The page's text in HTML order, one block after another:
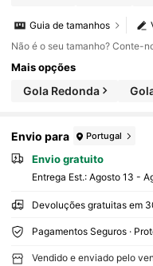
Guia de tamanhos
Não é o seu tamanho? Conte-
Mais opções
Gola Redonda
Envio para Portugal
Envio gratuito
Entrega Est.: Agosto 13 -
Devoluções gratuitas em
Pagamentos Seguros ·
Vendido e enviado pelo